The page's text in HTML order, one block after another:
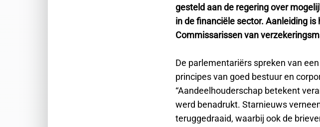
gesteld aan de regering over
in de financiële sector. Aanleiding
Commissarissen van
De parlementariërs spreken van
principes van goed bestuur en
“Aandeelhouderschap betekent
werd benadrukt. Starnieuws
teruggedraaid, waarbij ook de